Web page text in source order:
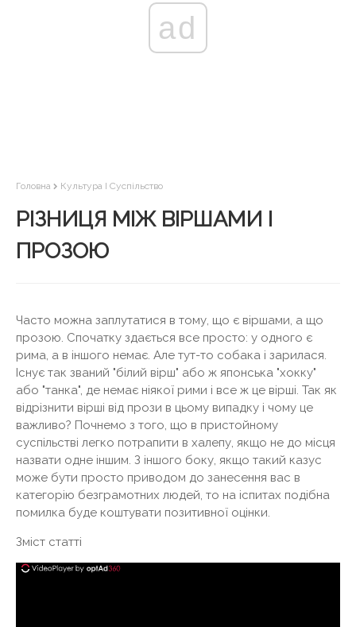
ad
Головна Культура І Суспільство
РІЗНИЦЯ МІЖ ВІРШАМИ І
ПРОЗОЮ
Часто можна заплутатися в тому, що є віршами, а що
прозою. Спочатку здається все просто: у одного є
рима, а в іншого немає. Але тут-то собака і зарилася.
Існує так званий "білий вірш" або ж японська "хокку"
або "танка", де немає ніякої рими і все ж це вірші. Так як
відрізнити вірші від прози в цьому випадку і чому це
важливо? Почнемо з того, що в пристойному
суспільстві легко потрапити в халепу, якщо не до місця
назвати одне іншим. З іншого боку, якщо такий казус
може бути просто приводом до занесення вас в
категорію безграмотних людей, то на іспитах подібна
помилка буде коштувати позитивної оцінки.
Зміст статті